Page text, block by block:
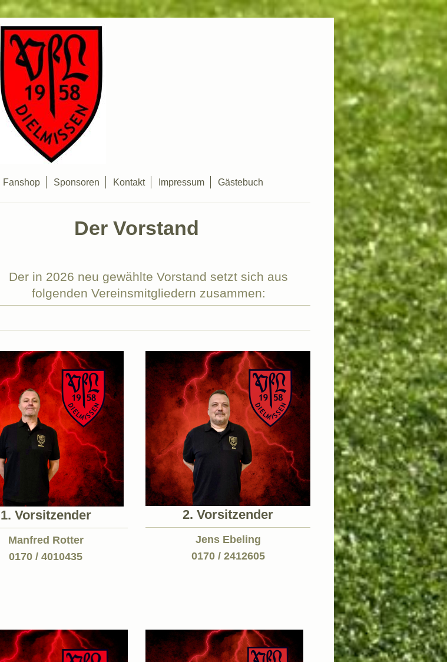
Fanshop Sponsoren Kontakt Impressum Gästebuch
Der Vorstand
Der in 2026 neu gewählte Vorstand setzt sich aus
folgenden Vereinsmitgliedern zusammen:
1. Vorsitzender
Manfred Rotter
0170 / 4010435
2. Vorsitzender
Jens Ebeling
0170 / 2412605